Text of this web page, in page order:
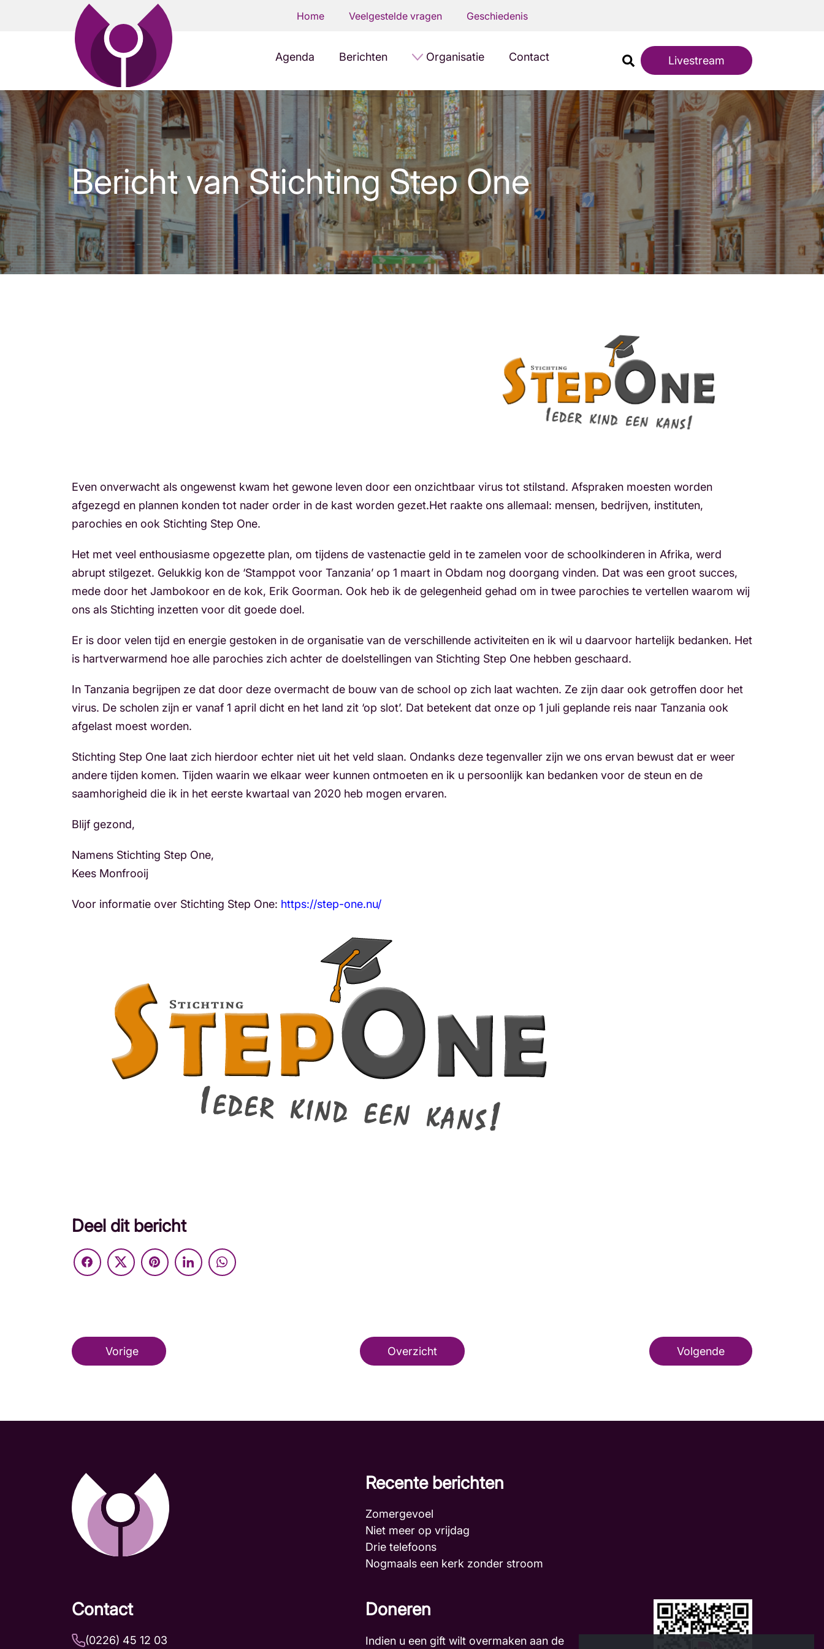
Home Veelgestelde vragen Geschiedenis
Livestream
Agenda Berichten Organisatie Contact
Bericht van Stichting Step One
Even onverwacht als ongewenst kwam het gewone leven door een onzichtbaar virus tot stilstand. Afspraken moesten worden
afgezegd en plannen konden tot nader order in de kast worden gezet.Het raakte ons allemaal: mensen, bedrijven, instituten,
parochies en ook Stichting Step One.
Het met veel enthousiasme opgezette plan, om tijdens de vastenactie geld in te zamelen voor de schoolkinderen in Afrika, werd
abrupt stilgezet. Gelukkig kon de ‘Stamppot voor Tanzania’ op 1 maart in Obdam nog doorgang vinden. Dat was een groot succes,
mede door het Jambokoor en de kok, Erik Goorman. Ook heb ik de gelegenheid gehad om in twee parochies te vertellen waarom wij
ons als Stichting inzetten voor dit goede doel.
Er is door velen tijd en energie gestoken in de organisatie van de verschillende activiteiten en ik wil u daarvoor hartelijk bedanken. Het
is hartverwarmend hoe alle parochies zich achter de doelstellingen van Stichting Step One hebben geschaard.
In Tanzania begrijpen ze dat door deze overmacht de bouw van de school op zich laat wachten. Ze zijn daar ook getroffen door het
virus. De scholen zijn er vanaf 1 april dicht en het land zit ‘op slot’. Dat betekent dat onze op 1 juli geplande reis naar Tanzania ook
afgelast moest worden.
Stichting Step One laat zich hierdoor echter niet uit het veld slaan. Ondanks deze tegenvaller zijn we ons ervan bewust dat er weer
andere tijden komen. Tijden waarin we elkaar weer kunnen ontmoeten en ik u persoonlijk kan bedanken voor de steun en de
saamhorigheid die ik in het eerste kwartaal van 2020 heb mogen ervaren.
Blijf gezond,
Namens Stichting Step One,
Kees Monfrooij
Voor informatie over Stichting Step One: https://step-one.nu/
Deel dit bericht
Overzicht
Vorige Volgende
Recente berichten
Zomergevoel
Niet meer op vrijdag
Drie telefoons
Nogmaals een kerk zonder stroom
Contact
(0226) 45 12 03
Doneren
Indien u een gift wilt overmaken aan de